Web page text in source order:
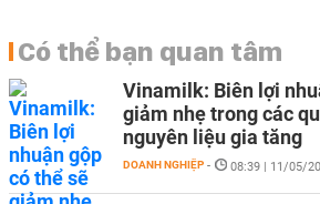
Có thể bạn quan tâm
Vinamilk: Biên lợi
giảm nhẹ trong các
nguyên liệu gia tăng
DOANH NGHIỆP - 08:39 | 11/05/